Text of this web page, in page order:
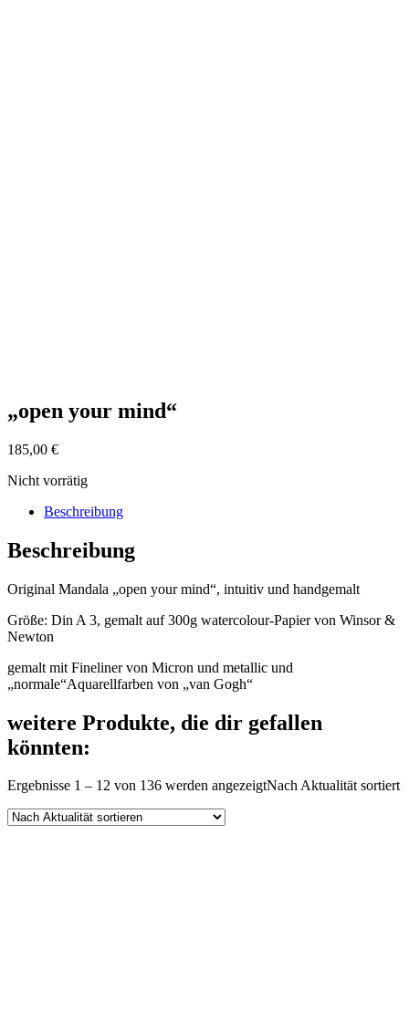
„open your mind“
185,00 €
Nicht vorrätig
Beschreibung
Beschreibung
Original Mandala „open your mind“, intuitiv und handgemalt
Größe: Din A 3, gemalt auf 300g watercolour-Papier von Winsor &
Newton
gemalt mit Fineliner von Micron und metallic und
„normale“Aquarellfarben von „van Gogh“
weitere Produkte, die dir gefallen
könnten:
Ergebnisse 1 – 12 von 136 werden angezeigtNach Aktualität sortiert